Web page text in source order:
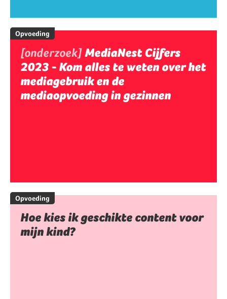
Opvoeding
[onderzoek]MediaNest Cijfers
2023 - Kom alles te weten over het
mediagebruik en de
mediaopvoeding in gezinnen
Opvoeding
Hoe kies ik geschikte content voor
mijn kind?